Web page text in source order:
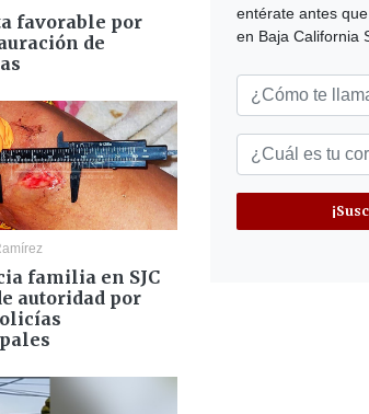
favorable por
de
familia en SJC
autoridad por
entérate antes
en Baja California